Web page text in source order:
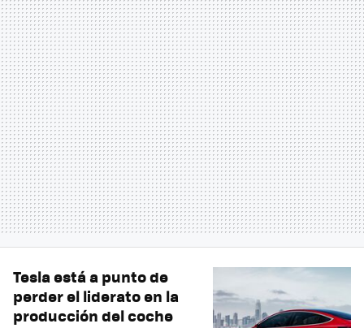
Tesla está a punto de
perder el liderato en la
producción del coche